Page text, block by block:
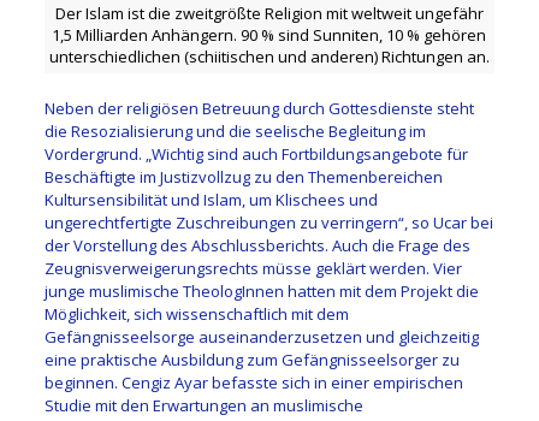
Der Islam ist die zweitgrößte Religion mit weltweit ungefähr
1,5 Milliarden Anhängern. 90 % sind Sunniten, 10 % gehören
unterschiedlichen (schiitischen und anderen) Richtungen an.
Neben der religiösen Betreuung durch Gottesdienste steht
die Resozialisierung und die seelische Begleitung im
Vordergrund. „Wichtig sind auch Fortbildungsangebote für
Beschäftigte im Justizvollzug zu den Themenbereichen
Kultursensibilität und Islam, um Klischees und
ungerechtfertigte Zuschreibungen zu verringern“, so Ucar bei
der Vorstellung des Abschlussberichts. Auch die Frage des
Zeugnisverweigerungsrechts müsse geklärt werden. Vier
junge muslimische TheologInnen hatten mit dem Projekt die
Möglichkeit, sich wissenschaftlich mit dem
Gefängnisseelsorge auseinanderzusetzen und gleichzeitig
eine praktische Ausbildung zum Gefängnisseelsorger zu
beginnen. Cengiz Ayar befasste sich in einer empirischen
Studie mit den Erwartungen an muslimische